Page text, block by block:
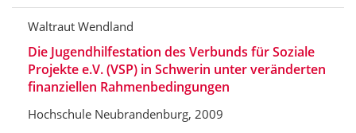
Waltraut Wendland
Die Jugendhilfestation des Verbunds für Soziale
Projekte e.V. (VSP) in Schwerin unter veränderten
finanziellen Rahmenbedingungen
Hochschule Neubrandenburg, 2009